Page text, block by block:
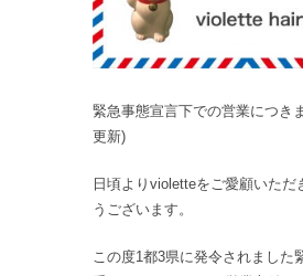
緊急事態宣言下での営業につき
更新)
日頃よりvioletteをご愛顧いただ
うございます。
この度1都3県に発令されました